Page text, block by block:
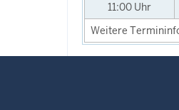
11:00 Uhr
Weitere